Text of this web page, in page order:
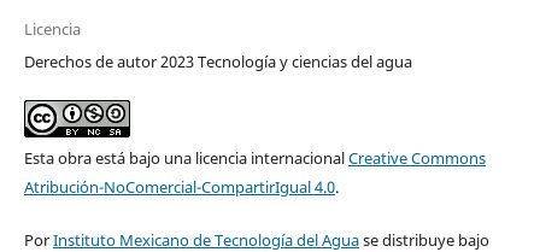
Licencia
Derechos de autor 2023 Tecnología y ciencias del agua
Esta obra está bajo una licencia internacionalCreative Commons
Atribución-NoComercial-CompartirIgual 4.0.
PorInstituto Mexicano de Tecnología del Aguase distribuye bajo